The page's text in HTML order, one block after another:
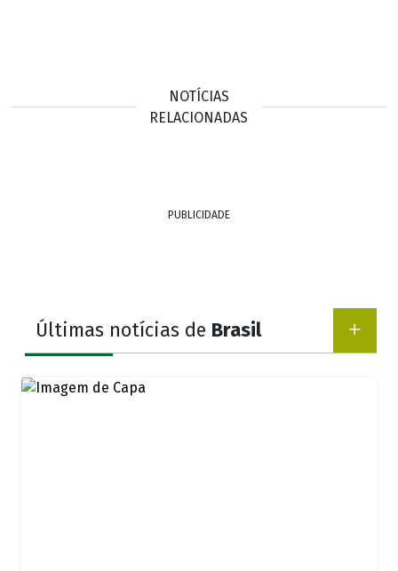
NOTÍCIAS
RELACIONADAS
PUBLICIDADE
Últimas notícias de Brasil